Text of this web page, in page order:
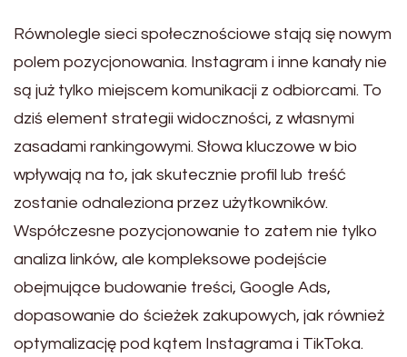
Równolegle sieci społecznościowe stają się nowym
polem pozycjonowania. Instagram i inne kanały nie
są już tylko miejscem komunikacji z odbiorcami. To
dziś element strategii widoczności, z własnymi
zasadami rankingowymi. Słowa kluczowe w bio
wpływają na to, jak skutecznie profil lub treść
zostanie odnaleziona przez użytkowników.
Współczesne pozycjonowanie to zatem nie tylko
analiza linków, ale kompleksowe podejście
obejmujące budowanie treści, Google Ads,
dopasowanie do ścieżek zakupowych, jak również
optymalizację pod kątem Instagrama i TikToka.